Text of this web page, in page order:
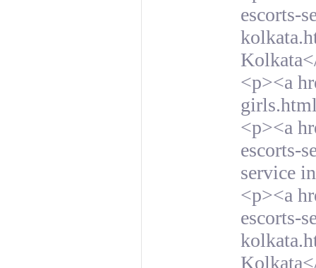
escorts-
<p><a
<p><a
escorts-
service
<p><a
escorts-